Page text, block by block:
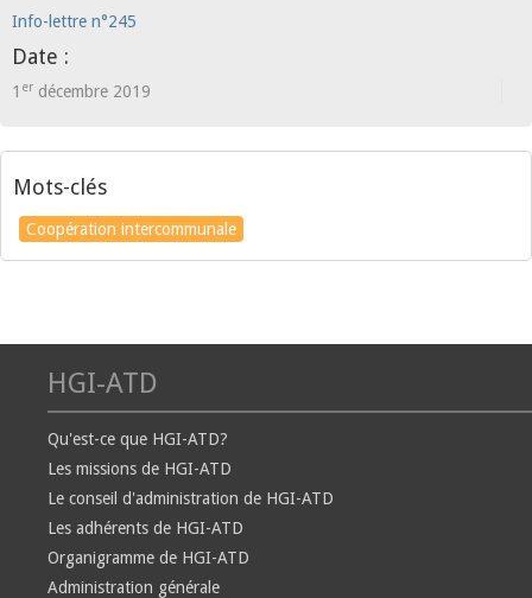
Info-lettre n°245
Date :
1 er décembre 2019
Mots-clés
Coopération intercommunale
HGI-ATD
Qu'est-ce que HGI-ATD?
Les missions de HGI-ATD
Le conseil d'administration de HGI-ATD
Les adhérents de HGI-ATD
Organigramme de HGI-ATD
Administration générale